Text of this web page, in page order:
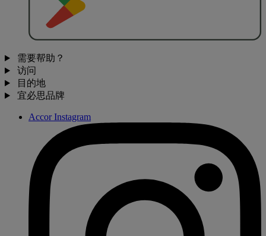
需要帮助？
访问
目的地
宜必思品牌
Accor Instagram